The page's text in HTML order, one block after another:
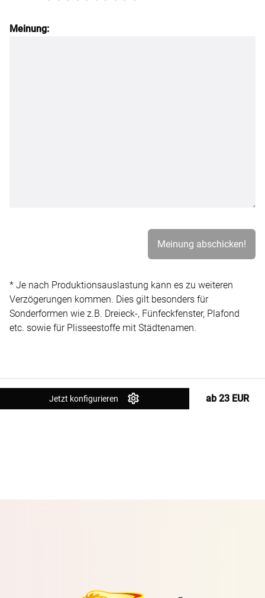
Meinung:
* Je nach Produktionsauslastung kann es zu weiteren
Verzögerungen kommen. Dies gilt besonders für
Sonderformen wie z.B. Dreieck-, Fünfeckfenster, Plafond
etc. sowie für Plisseestoffe mit Städtenamen.
Jetzt konfigurieren ab 23 EUR